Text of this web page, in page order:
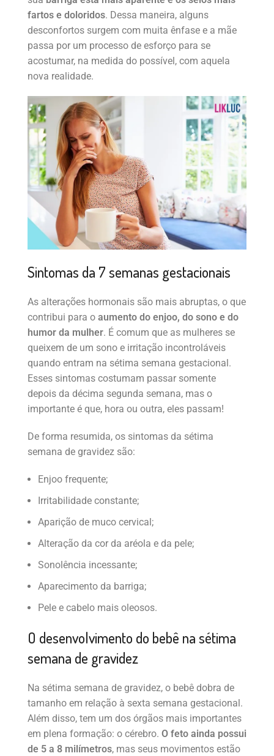
fartos e doloridos. Dessa maneira, alguns
desconfortos surgem com muita ênfase e a mãe
passa por um processo de esforço para se
acostumar, na medida do possível, com aquela
nova realidade.
Sintomas da 7 semanas gestacionais
As alterações hormonais são mais abruptas, o que
contribui para o aumento do enjoo, do sono e do
humor da mulher. É comum que as mulheres se
queixem de um sono e irritação incontroláveis
quando entram na sétima semana gestacional.
Esses sintomas costumam passar somente
depois da décima segunda semana, mas o
importante é que, hora ou outra, eles passam!
De forma resumida, os sintomas da sétima
semana de gravidez são:
Enjoo frequente;
Irritabilidade constante;
Aparição de muco cervical;
Alteração da cor da aréola e da pele;
Sonolência incessante;
Aparecimento da barriga;
Pele e cabelo mais oleosos.
O desenvolvimento do bebê na sétima
semana de gravidez
Na sétima semana de gravidez, o bebê dobra de
tamanho em relação à sexta semana gestacional.
Além disso, tem um dos órgãos mais importantes
em plena formação: o cérebro. O feto ainda possui
de 5 a 8 milímetros, mas seus movimentos estão